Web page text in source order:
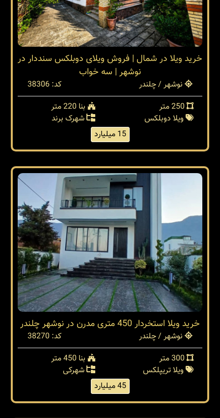
خرید ویلا در شمال | فروش ویلای دوبلکس سنددار در
نوشهر | سه خواب
نوشهر / چلندر
کد: 38306
بنا 220 متر
ویلا دوبلکس
شهرک برند
15 میلیارد
خرید ویلا استخردار 450 متری مدرن در نوشهر چلندر
نوشهر / چلندر
کد: 38270
بنا 450 متر
ویلا تریپلکس
شهرکی
45 میلیارد